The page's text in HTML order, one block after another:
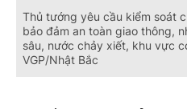
Thủ tướng yêu cầu kiểm soát
bảo đảm an toàn giao thông,
sâu, nước chảy xiết, khu vực
VGP/Nhật Bắc